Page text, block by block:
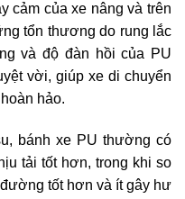
cảm của xe nâng và trên
tổn thương do rung lắc
và độ đàn hồi của PU
vời, giúp xe di chuyển
hảo.
bánh xe PU thường có
tải tốt hơn, trong khi so
tốt hơn và ít gây hư